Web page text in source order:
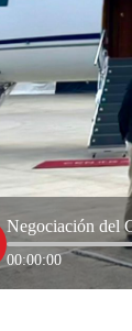
Negociación del
00:00:00